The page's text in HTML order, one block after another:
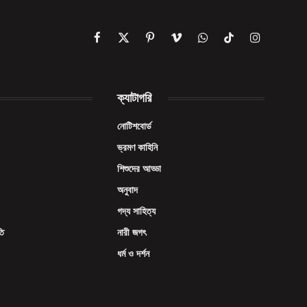
Facebook
X
PinterestVimeoWhatsAppTikTokInstagram
ক্যাটাগরি
নোটিশবোর্ড
ভ্রমণ কাহিনি
শিশুদের আড্ডা
অনুবাদ
গদ্য সাহিত্য
নারী জগৎ
ধর্ম ও দর্শন